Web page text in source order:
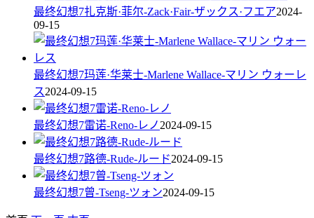
最终幻想7扎克斯·菲尔-Zack·Fair-ザックス·フエア2024-
09-15
最终幻想7玛莲·华莱士-Marlene Wallace-マリン ウォーレ
ス2024-09-15
最终幻想7雷诺-Reno-レノ 2024-09-15
最终幻想7路德-Rude-ルード2024-09-15
最终幻想7曾-Tseng-ツォン2024-09-15